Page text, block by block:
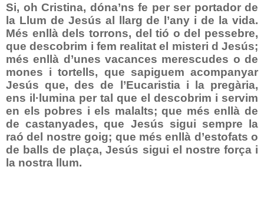
Si, oh Cristina, dóna’ns fe per ser portador de
la Llum de Jesús al llarg de l’any i de la vida.
Més enllà dels torrons, del tió o del pessebre,
que descobrim i fem realitat el misteri d Jesús;
més enllà d’unes vacances merescudes o de
mones i tortells, que sapiguem acompanyar
Jesús que, des de l’Eucaristia i la pregària,
ens il·lumina per tal que el descobrim i servim
en els pobres i els malalts; que més enllà de
de castanyades, que Jesús sigui sempre la
raó del nostre goig; que més enllà d’estofats o
de balls de plaça, Jesús sigui el nostre força i
la nostra llum.